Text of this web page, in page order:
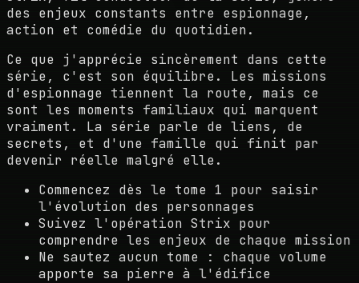
des enjeux constants entre espionnage,
action et comédie du quotidien.
Ce que j'apprécie sincèrement dans cette
série, c'est son équilibre. Les missions
d'espionnage tiennent la route, mais ce
sont les moments familiaux qui marquent
vraiment. La série parle de liens, de
secrets, et d'une famille qui finit par
devenir réelle malgré elle.
Commencez dès le tome 1 pour saisir
l'évolution des personnages
Suivez l'opération Strix pour
comprendre les enjeux de chaque mission
Ne sautez aucun tome : chaque volume
apporte sa pierre à l'édifice